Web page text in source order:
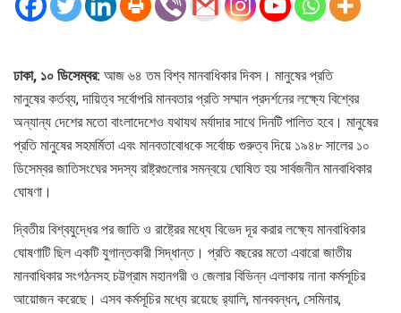
ঢাকা, ১০ ডিসেম্বর: আজ ৬৪ তম বিশ্ব মানবাধিকার দিবস। মানুষের প্রতি
মানুষের কর্তব্য, দায়িত্ব সর্বোপরি মানবতার প্রতি সম্মান প্রদর্শনের লক্ষ্যে বিশ্বের
অন্যান্য দেশের মতো বাংলাদেশেও যথাযথ মর্যাদার সাথে দিনটি পালিত হবে। মানুষের
প্রতি মানুষের সহমর্মিতা এবং মানবতাবোধকে সর্বোচ্চ গুরুত্ব দিয়ে ১৯৪৮ সালের ১০
ডিসেম্বর জাতিসংঘের সদস্য রাষ্ট্রগুলোর সমন্বয়ে ঘোষিত হয় সার্বজনীন মানবাধিকার
ঘোষণা।
দ্বিতীয় বিশ্বযুদ্ধের পর জাতি ও রাষ্ট্রের মধ্যে বিভেদ দূর করার লক্ষ্যে মানবাধিকার
ঘোষণাটি ছিল একটি যুগান্তকারী সিদ্ধান্ত। প্রতি বছরের মতো এবারো জাতীয়
মানবাধিকার সংগঠনসহ চট্টগ্রাম মহানগরী ও জেলার বিভিন্ন এলাকায় নানা কর্মসূচির
আয়োজন করেছে। এসব কর্মসূচির মধ্যে রয়েছে র‌্যালি, মানববন্ধন, সেমিনার,